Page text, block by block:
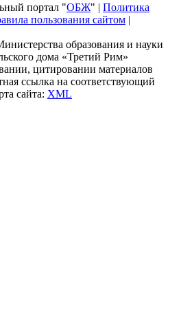
портал "ОБЖ" | Политика
пользования сайтом |
образования и науки
дома «Третий Рим»
цитировании материалов
ссылка на соответствующий
сайта: XML